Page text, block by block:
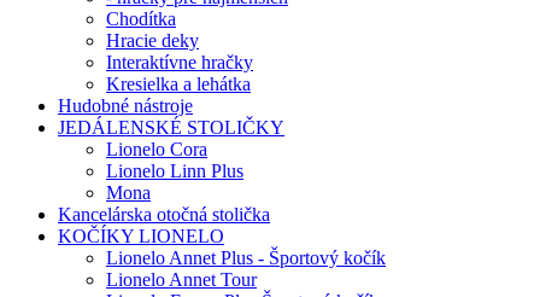
Chodítka
Hracie deky
Interaktívne hračky
Kresielka a lehátka
Hudobné nástroje
JEDÁLENSKÉ STOLIČKY
Lionelo Cora
Lionelo Linn Plus
Mona
Kancelárska otočná stolička
KOČÍKY LIONELO
Lionelo Annet Plus - Športový kočík
Lionelo Annet Tour